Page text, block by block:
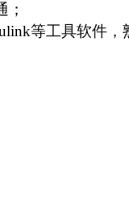
等工具软件，